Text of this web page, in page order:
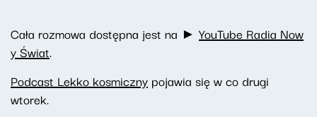
Cała rozmowa dostępna jest na ► YouTube Radia Now
y Świat.
Podcast Lekko kosmiczny pojawia się w co drugi
wtorek.